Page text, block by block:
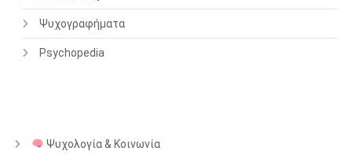
Ψυχογραφήματα
Psychopedia
Ψυχολογία & Κοινωνία